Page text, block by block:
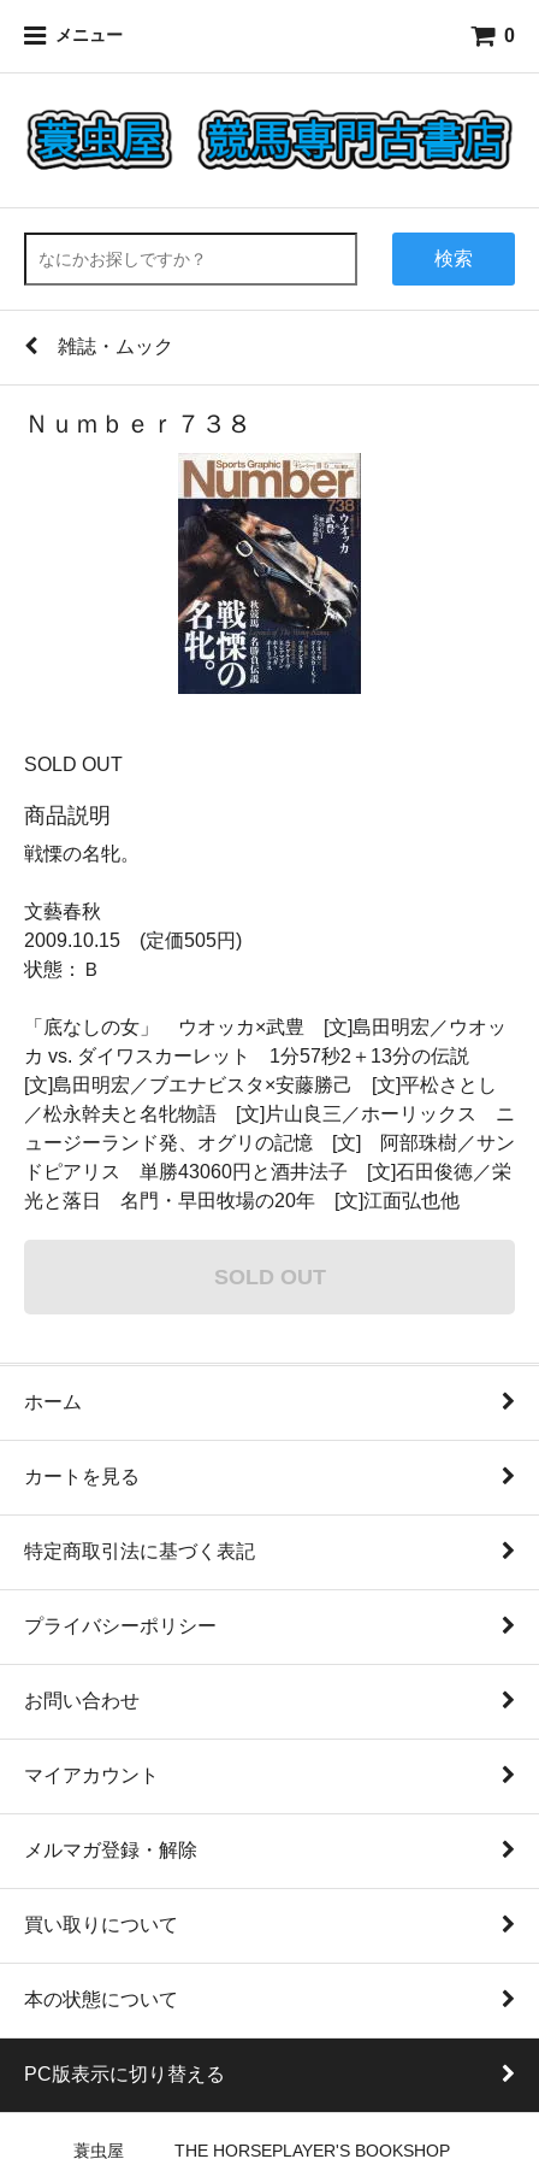
メニュー 0
検索
雑誌・ムック
Ｎｕｍｂｅｒ７３８
SOLD OUT
商品説明
戦慄の名牝。
文藝春秋
2009.10.15 (定価505円)
状態：Ｂ
「底なしの女」 ウオッカ×武豊 [文]島田明宏／ウオッ
カ vs. ダイワスカーレット 1分57秒2＋13分の伝説
[文]島田明宏／ブエナビスタ×安藤勝己 [文]平松さとし
／松永幹夫と名牝物語 [文]片山良三／ホーリックス ニ
ュージーランド発、オグリの記憶 [文] 阿部珠樹／サン
ドピアリス 単勝43060円と酒井法子 [文]石田俊徳／栄
光と落日 名門・早田牧場の20年 [文]江面弘也他
SOLD OUT
ホーム
カートを見る
特定商取引法に基づく表記
プライバシーポリシー
お問い合わせ
マイアカウント
メルマガ登録・解除
買い取りについて
本の状態について
PC版表示に切り替える
蓑虫屋 THE HORSEPLAYER'S BOOKSHOP